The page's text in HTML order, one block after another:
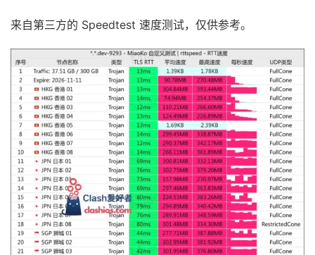
来自第三方的 Speedtest 速度测试，仅供参考。